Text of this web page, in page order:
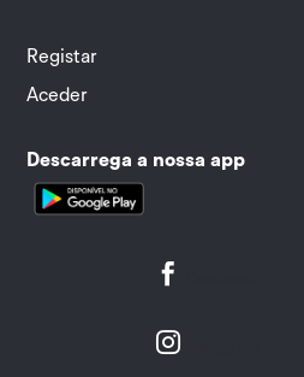
Registar
Aceder
Descarrega a nossa app

Instagram